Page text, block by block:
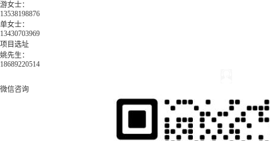
游女士：
13538198876
单女士：
13430703969
项目选址
姚先生：
18689220514
微信咨询